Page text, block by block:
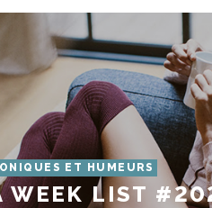
ET HUMEURS
WEEK LIST